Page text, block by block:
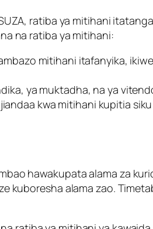
ratiba ya mitihani
na ratiba ya mitihani:
mitihani itafanyika,
ya muktadha, na ya
kwa mitihani kupitia
hawakupata alama za
kuboresha alama zao.